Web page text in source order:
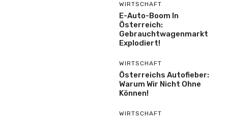
WIRTSCHAFT
E-Auto-Boom In
Österreich:
Gebrauchtwagenmarkt
Explodiert!
WIRTSCHAFT
Österreichs Autofieber:
Warum Wir Nicht Ohne
Können!
WIRTSCHAFT